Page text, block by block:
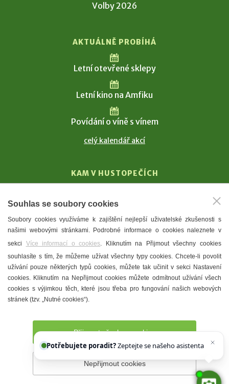
Volby 2026
AKTUÁLNĚ PROBÍHÁ
Letní otevřené sklepy
Letní kino na Amfiku
Povídání o víně s vínem
celý kalendář akcí
KAM V HUSTOPEČÍCH
T. G. Masaryk
Mandloně
Ubytování
Restaurace
Městské muzeum a galerie
Denní meníčka
Prohlášení o přístupnosti Správce webu
Souhlas se soubory cookies
Soubory cookies využíváme k zajištění nejlepší uživatelské zkušenosti s
našimi webovými stránkami. Podrobné informace o cookies naleznete v
sekci Více informací o cookies. Kliknutím na Přijmout všechny cookies
souhlasíte s tím, že můžeme užívat všechny typy cookies. Chcete-li povolit
užívání pouze některých typů cookies, můžete tak učinit v sekci Nastavení
cookies. Kliknutím na Nepřijmout cookies můžete odmítnout užívání všech
cookies s výjimkou těch, které jsou třeba pro fungování našich webových
stránek (tzv. „Nutné cookies“).
Přijmout všechny cookies
Nepřijmout cookies
Potřebujete poradit?
Chettyho.